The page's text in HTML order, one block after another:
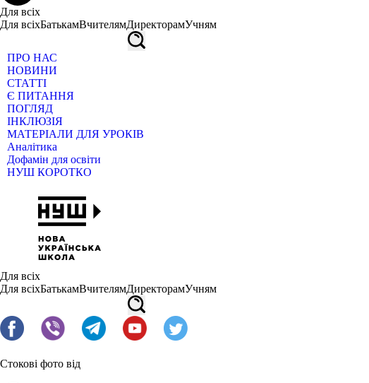
Для всіх
Для всіхБатькамВчителямДиректорамУчням
ПРО НАС
НОВИНИ
СТАТТІ
Є ПИТАННЯ
ПОГЛЯД
ІНКЛЮЗІЯ
МАТЕРІАЛИ ДЛЯ УРОКІВ
Аналітика
Дофамін для освіти
НУШ КОРОТКО
Для всіх
Для всіхБатькамВчителямДиректорамУчням
Стокові фото від